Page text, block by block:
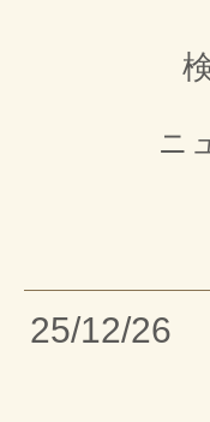
ニ
25/12/26